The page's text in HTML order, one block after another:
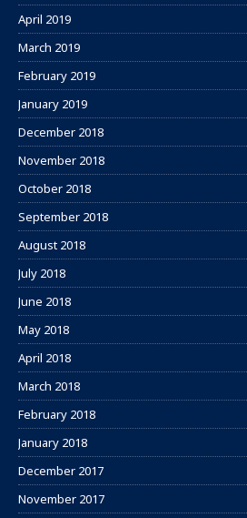
April 2019
March 2019
February 2019
January 2019
December 2018
November 2018
October 2018
September 2018
August 2018
July 2018
June 2018
May 2018
April 2018
March 2018
February 2018
January 2018
December 2017
November 2017